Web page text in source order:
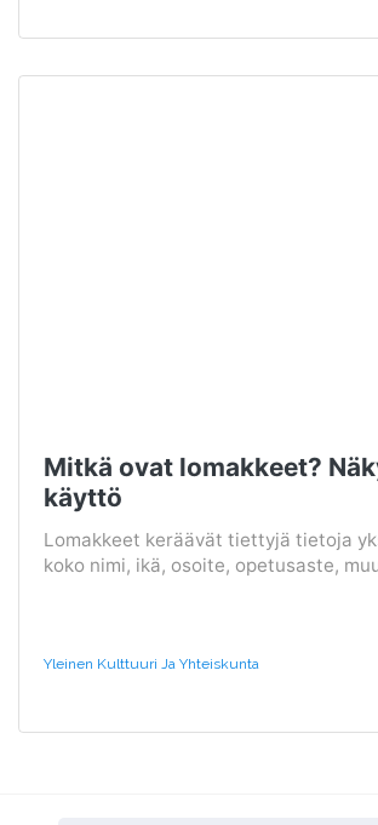
Mitkä ovat lomakkeet?
käyttö
Lomakkeet keräävät tiettyjä tietoja
koko nimi, ikä, osoite, opetusaste,
Yleinen Kulttuuri Ja Yhteiskunta